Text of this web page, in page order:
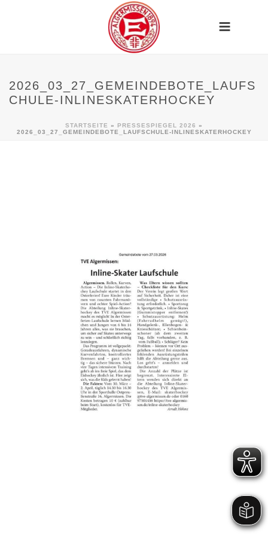
2026_03_27_GEMEINDEBOTE_LAUFS
CHULE-INLINESKATERHOCKEY
STARTSEITE » PRESSESPIEGEL 2026 »
2026_03_27_GEMEINDEBOTE_LAUFSCHULE-INLINESKATERHOCKEY